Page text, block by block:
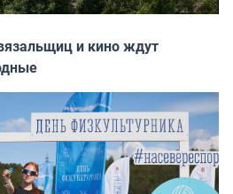
и кино ждут